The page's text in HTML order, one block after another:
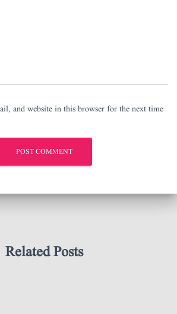
and website in this browser for the next time
Related Posts